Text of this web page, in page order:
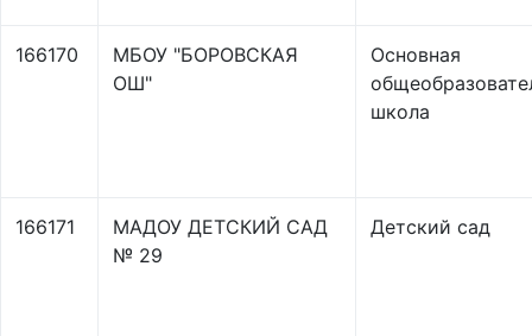
166170
МБОУ "БОРОВСКАЯ
ОШ"
Основная
школа
166171
МАДОУ ДЕТСКИЙ САД
№ 29
Детский сад